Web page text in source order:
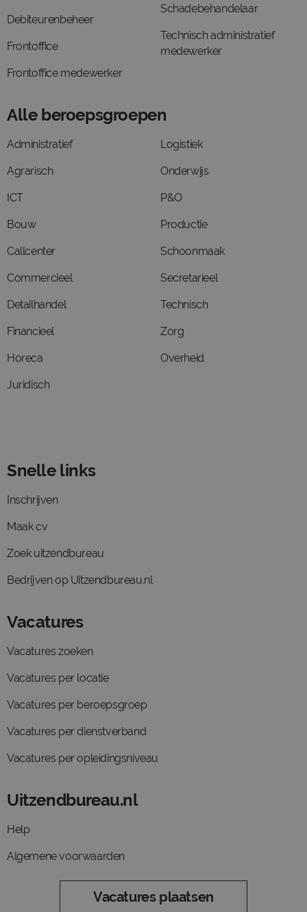
Debiteurenbeheer
Frontoffice
Frontoffice medewerker
Schadebehandelaar
Technisch administratief
medewerker
Alle beroepsgroepen
Administratief
Agrarisch
ICT
Bouw
Callcenter
Commercieel
Detailhandel
Financieel
Horeca
Juridisch
Logistiek
Onderwijs
P&O
Productie
Schoonmaak
Secretarieel
Technisch
Zorg
Overheid
Snelle links
Inschrijven
Maak cv
Zoek uitzendbureau
Bedrijven op Uitzendbureau.nl
Vacatures
Vacatures zoeken
Vacatures per locatie
Vacatures per beroepsgroep
Vacatures per dienstverband
Vacatures per opleidingsniveau
Uitzendbureau.nl
Help
Algemene voorwaarden
Vacatures plaatsen